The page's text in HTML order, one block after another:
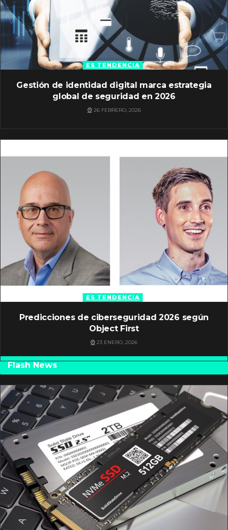
ES TENDENCIA
Gestión de identidad digital marca estrategia
global de seguridad en 2026
26 FEBRERO, 2026
ES TENDENCIA
Predicciones de ciberseguridad 2026 según
Object First
23 ENERO, 2026
Flash News